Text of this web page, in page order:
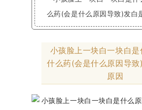
小孩脸上一块白一块白是
什么药(会是什么原因导致
原因